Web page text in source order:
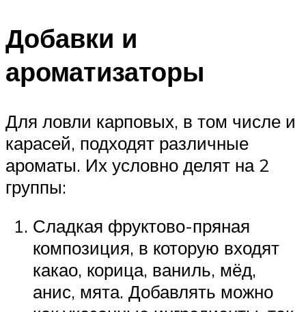
Добавки и
ароматизаторы
Для ловли карповых, в том числе и
карасей, подходят различные
ароматы. Их условно делят на 2
группы:
Сладкая фруктово-пряная
композиция, в которую входят
какао, корица, ваниль, мёд,
анис, мята. Добавлять можно